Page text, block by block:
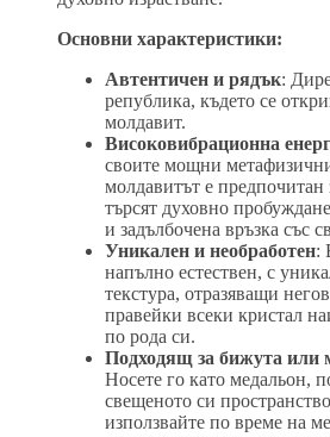
Основни характеристики:
Автентичен и рядък:
република, където се
молдавит.
Високовибрационна
своите мощни
молдавитът е предпочитан
търсят духовно
и задълбочена връзка със
Уникален и необработен:
напълно естествен, с
текстура, отразяващи
правейки всеки кристал
по рода си.
Подходящ за бижута или
Носете го като медальон,
свещеното си
използвайте по време на